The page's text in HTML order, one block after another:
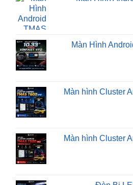
Màn Hình
Màn hình Cluster
Màn hình Cluster
Đèn Bi